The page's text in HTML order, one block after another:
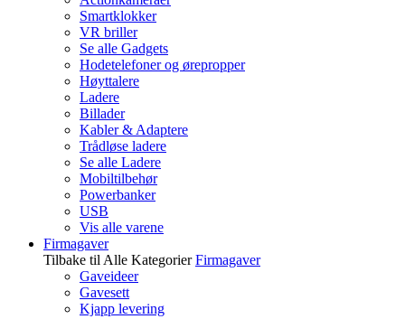
Smartklokker
VR briller
Se alle Gadgets
Hodetelefoner og ørepropper
Høyttalere
Ladere
Billader
Kabler & Adaptere
Trådløse ladere
Se alle Ladere
Mobiltilbehør
Powerbanker
USB
Vis alle varene
Firmagaver
Tilbake til Alle Kategorier Firmagaver
Gaveideer
Gavesett
Kjapp levering